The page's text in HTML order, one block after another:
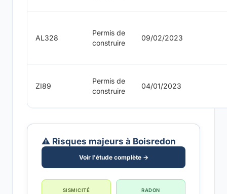
AL328
Permis de
construire
09/02/2023
ZI89
Permis de
construire
04/01/2023
⚠️ Risques majeurs à Boisredon
Voir l'étude complète →
SISMICITÉ RADON